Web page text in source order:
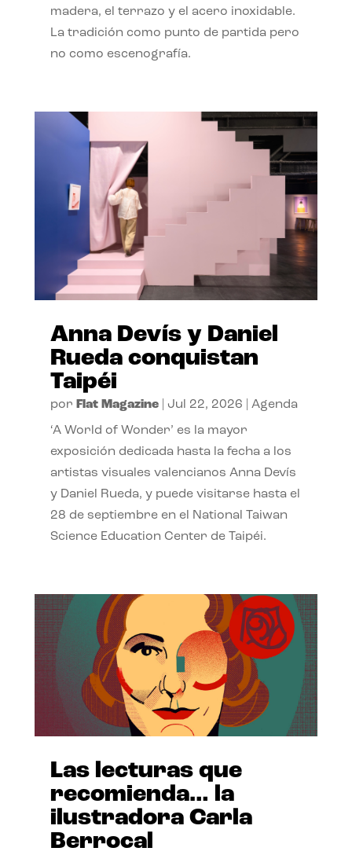
madera, el terrazo y el acero inoxidable.
La tradición como punto de partida pero
no como escenografía.
Anna Devís y Daniel
Rueda conquistan
Taipéi
por Flat Magazine| Jul 22, 2026 Agenda
‘A World of Wonder’ es la mayor
exposición dedicada hasta la fecha a los
artistas visuales valencianos Anna Devís
y Daniel Rueda, y puede visitarse hasta el
28 de septiembre en el National Taiwan
Science Education Center de Taipéi.
Las lecturas que
recomienda… la
ilustradora Carla
Berrocal